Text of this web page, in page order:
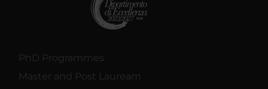
PhD Programmes
Master and Post Lauream